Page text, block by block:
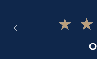
★ ★